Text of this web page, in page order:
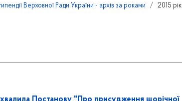
Верховної Ради України - архів за роками 2015 рік